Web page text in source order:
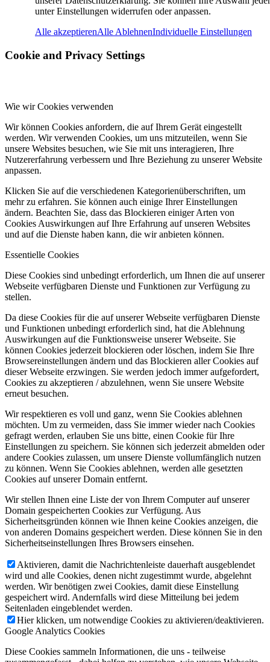
unter Einstellungen widerrufen oder anpassen.
Alle akzeptierenAlle AblehnenIndividuelle Einstellungen
Cookie and Privacy Settings
Wie wir Cookies verwenden
Wir können Cookies anfordern, die auf Ihrem Gerät eingestellt
werden. Wir verwenden Cookies, um uns mitzuteilen, wenn Sie
unsere Websites besuchen, wie Sie mit uns interagieren, Ihre
Nutzererfahrung verbessern und Ihre Beziehung zu unserer Website
anpassen.
Klicken Sie auf die verschiedenen Kategorienüberschriften, um
mehr zu erfahren. Sie können auch einige Ihrer Einstellungen
ändern. Beachten Sie, dass das Blockieren einiger Arten von
Cookies Auswirkungen auf Ihre Erfahrung auf unseren Websites
und auf die Dienste haben kann, die wir anbieten können.
Essentielle Cookies
Diese Cookies sind unbedingt erforderlich, um Ihnen die auf unserer
Webseite verfügbaren Dienste und Funktionen zur Verfügung zu
stellen.
Da diese Cookies für die auf unserer Webseite verfügbaren Dienste
und Funktionen unbedingt erforderlich sind, hat die Ablehnung
Auswirkungen auf die Funktionsweise unserer Webseite. Sie
können Cookies jederzeit blockieren oder löschen, indem Sie Ihre
Browsereinstellungen ändern und das Blockieren aller Cookies auf
dieser Webseite erzwingen. Sie werden jedoch immer aufgefordert,
Cookies zu akzeptieren / abzulehnen, wenn Sie unsere Website
erneut besuchen.
Wir respektieren es voll und ganz, wenn Sie Cookies ablehnen
möchten. Um zu vermeiden, dass Sie immer wieder nach Cookies
gefragt werden, erlauben Sie uns bitte, einen Cookie für Ihre
Einstellungen zu speichern. Sie können sich jederzeit abmelden oder
andere Cookies zulassen, um unsere Dienste vollumfänglich nutzen
zu können. Wenn Sie Cookies ablehnen, werden alle gesetzten
Cookies auf unserer Domain entfernt.
Wir stellen Ihnen eine Liste der von Ihrem Computer auf unserer
Domain gespeicherten Cookies zur Verfügung. Aus
Sicherheitsgründen können wie Ihnen keine Cookies anzeigen, die
von anderen Domains gespeichert werden. Diese können Sie in den
Sicherheitseinstellungen Ihres Browsers einsehen.
Aktivieren, damit die Nachrichtenleiste dauerhaft ausgeblendet
wird und alle Cookies, denen nicht zugestimmt wurde, abgelehnt
werden. Wir benötigen zwei Cookies, damit diese Einstellung
gespeichert wird. Andernfalls wird diese Mitteilung bei jedem
Seitenladen eingeblendet werden.
Hier klicken, um notwendige Cookies zu aktivieren/deaktivieren.
Google Analytics Cookies
Diese Cookies sammeln Informationen, die uns - teilweise